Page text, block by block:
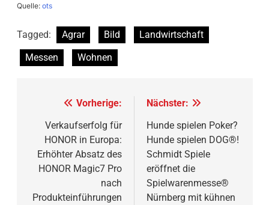
Quelle: ots
Tagged: Agrar Bild
Landwirtschaft
Messen
Wohnen
Beitragsnavigation
Vorherige:
Verkaufserfolg für
HONOR in Europa:
Erhöhter Absatz des
HONOR Magic7 Pro
nach
Produkteinführungen
Nächster:
Hunde spielen Poker?
Hunde spielen DOG®!
Schmidt Spiele
eröffnet die
Spielwarenmesse®
Nürnberg mit kühnen